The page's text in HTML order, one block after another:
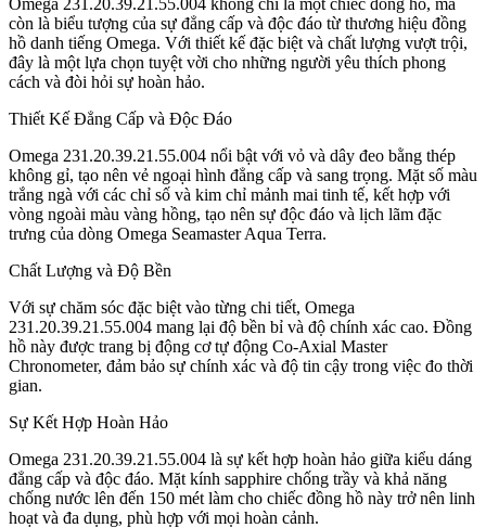
còn là biểu tượng của sự đẳng cấp và độc đáo từ thương hiệu đồng
hồ danh tiếng Omega. Với thiết kế đặc biệt và chất lượng vượt trội,
đây là một lựa chọn tuyệt vời cho những người yêu thích phong
cách và đòi hỏi sự hoàn hảo.
Thiết Kế Đẳng Cấp và Độc Đáo
Omega 231.20.39.21.55.004 nổi bật với vỏ và dây đeo bằng thép
không gỉ, tạo nên vẻ ngoại hình đẳng cấp và sang trọng. Mặt số màu
trắng ngà với các chỉ số và kim chỉ mảnh mai tinh tế, kết hợp với
vòng ngoài màu vàng hồng, tạo nên sự độc đáo và lịch lãm đặc
trưng của dòng Omega Seamaster Aqua Terra.
Chất Lượng và Độ Bền
Với sự chăm sóc đặc biệt vào từng chi tiết, Omega
231.20.39.21.55.004 mang lại độ bền bỉ và độ chính xác cao. Đồng
hồ này được trang bị động cơ tự động Co-Axial Master
Chronometer, đảm bảo sự chính xác và độ tin cậy trong việc đo thời
gian.
Sự Kết Hợp Hoàn Hảo
Omega 231.20.39.21.55.004 là sự kết hợp hoàn hảo giữa kiểu dáng
đẳng cấp và độc đáo. Mặt kính sapphire chống trầy và khả năng
chống nước lên đến 150 mét làm cho chiếc đồng hồ này trở nên linh
hoạt và đa dụng, phù hợp với mọi hoàn cảnh.